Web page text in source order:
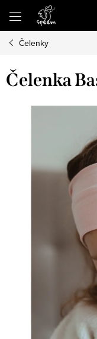
obsah
Čelenky
Čelenka